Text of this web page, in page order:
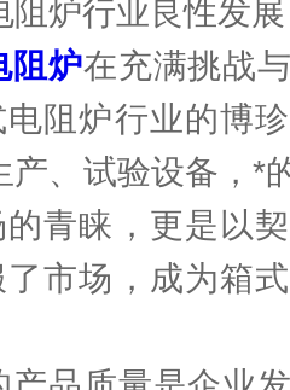
炉行业良性发展
阻炉在充满挑战
阻炉行业的博
产、试验设备，*
青睐，更是以
市场，成为箱